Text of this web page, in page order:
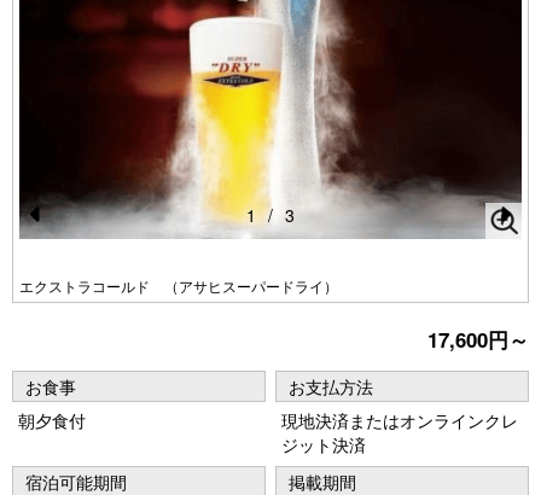
Pr
e
u
s
エクストラコールド （アサヒスーパードライ）
1 / 3
17,600円～
お食事
朝夕食付
お支払方法
現地決済またはオンラインクレ
ジット決済
宿泊可能期間
掲載期間